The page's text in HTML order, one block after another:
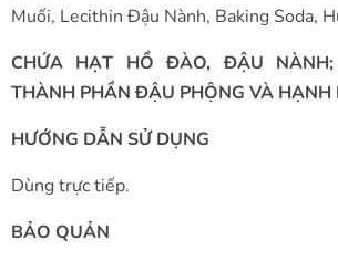
Muối, Lecithin Đậu Nành, Baking Soda,
CHỨA HẠT HỒ ĐÀO, ĐẬU
THÀNH PHẦN ĐẬU PHỘNG VÀ HẠNH
HƯỚNG DẪN SỬ DỤNG
Dùng trực tiếp.
BẢO QUẢN